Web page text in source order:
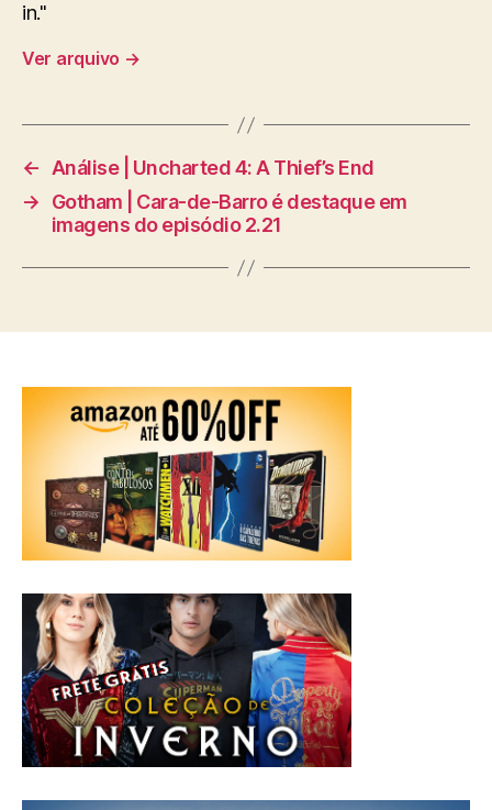
in."
Ver arquivo →
← Análise | Uncharted 4: A Thief’s End
→
Gotham | Cara-de-Barro é destaque em
imagens do episódio 2.21